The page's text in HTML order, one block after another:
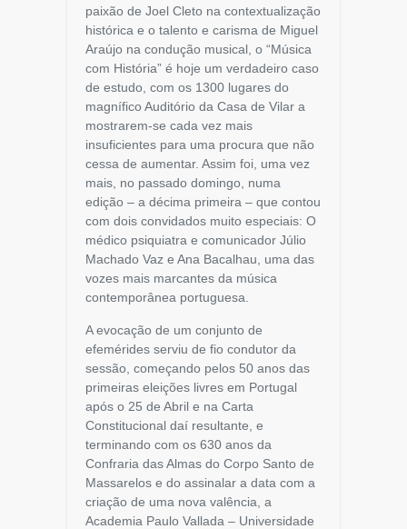
paixão de Joel Cleto na contextualização
histórica e o talento e carisma de Miguel
Araújo na condução musical, o “Música
com História” é hoje um verdadeiro caso
de estudo, com os 1300 lugares do
magnífico Auditório da Casa de Vilar a
mostrarem-se cada vez mais
insuficientes para uma procura que não
cessa de aumentar. Assim foi, uma vez
mais, no passado domingo, numa
edição – a décima primeira – que contou
com dois convidados muito especiais: O
médico psiquiatra e comunicador Júlio
Machado Vaz e Ana Bacalhau, uma das
vozes mais marcantes da música
contemporânea portuguesa.
A evocação de um conjunto de
efemérides serviu de fio condutor da
sessão, começando pelos 50 anos das
primeiras eleições livres em Portugal
após o 25 de Abril e na Carta
Constitucional daí resultante, e
terminando com os 630 anos da
Confraria das Almas do Corpo Santo de
Massarelos e do assinalar a data com a
criação de uma nova valência, a
Academia Paulo Vallada – Universidade